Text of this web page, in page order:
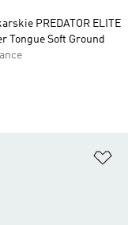
PREDATOR ELITE
Tongue Soft Ground